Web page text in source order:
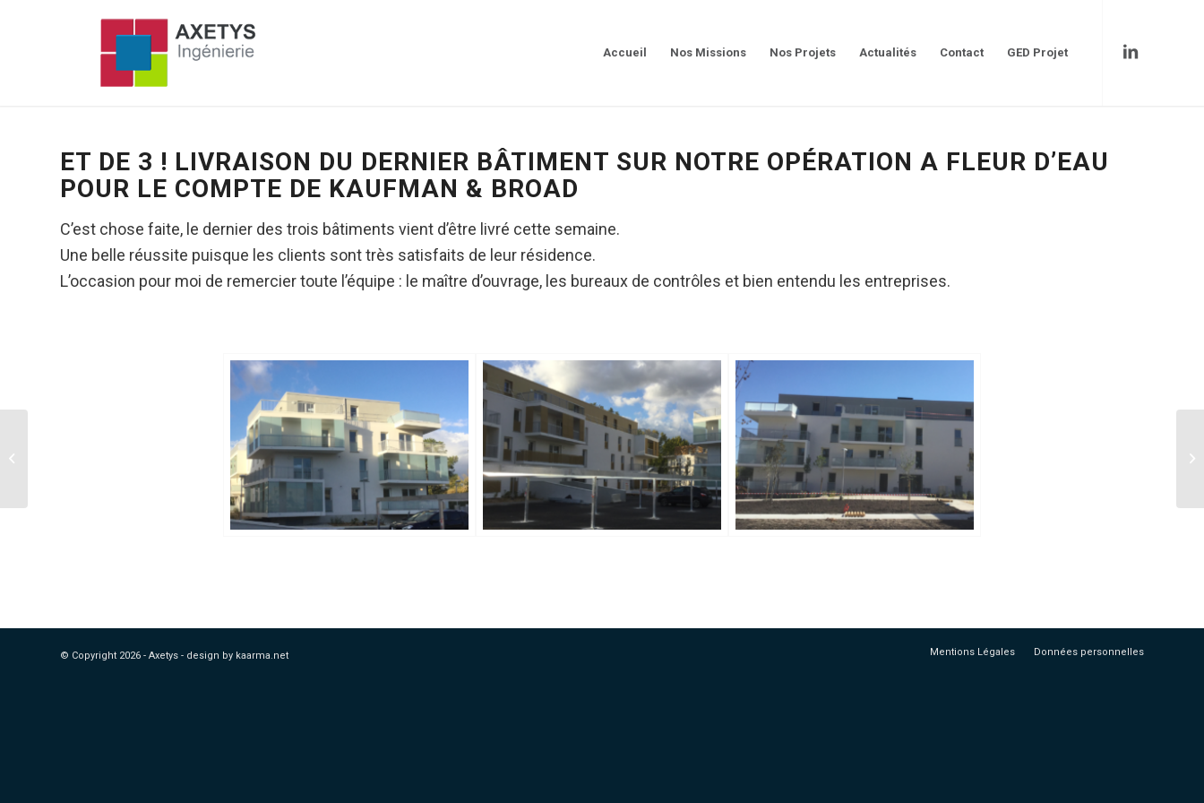
Accueil Nos Missions Nos Projets Actualités Contact GED Projet
ET DE 3 ! LIVRAISON DU DERNIER BÂTIMENT SUR NOTRE OPÉRATION A FLEUR D’EAU
POUR LE COMPTE DE KAUFMAN & BROAD
C’est chose faite, le dernier des trois bâtiments vient d’être livré cette semaine.
Une belle réussite puisque les clients sont très satisfaits de leur résidence.
L’occasion pour moi de remercier toute l’équipe : le maître d’ouvrage, les bureaux de contrôles et bien entendu les entreprises.
© Copyright 2026 - Axetys - design by kaarma.net Mentions Légales Données personnelles